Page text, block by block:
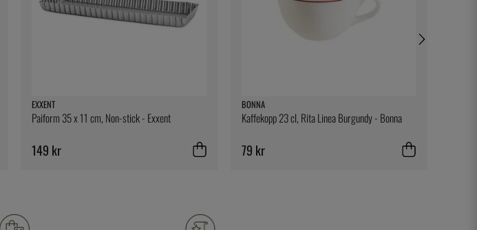
EXXENT
Paiform 35 x 11 cm, Non-stick - Exxent
149 kr
BONNA
Kaffekopp 23 cl, Rita Linea Burgundy - Bonna
79 kr